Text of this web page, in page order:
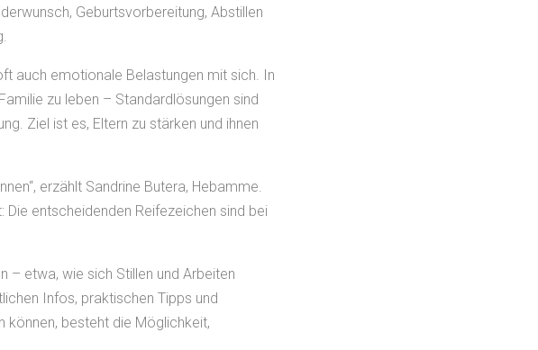
Geburtsvorbereitung, Abstillen
auch emotionale Belastungen mit sich. In
zu leben – Standardlösungen sind
Ziel ist es, Eltern zu stärken und ihnen
erzählt Sandrine Butera, Hebamme.
entscheidenden Reifezeichen sind bei
– etwa, wie sich Stillen und Arbeiten
Infos, praktischen Tipps und
können, besteht die Möglichkeit,